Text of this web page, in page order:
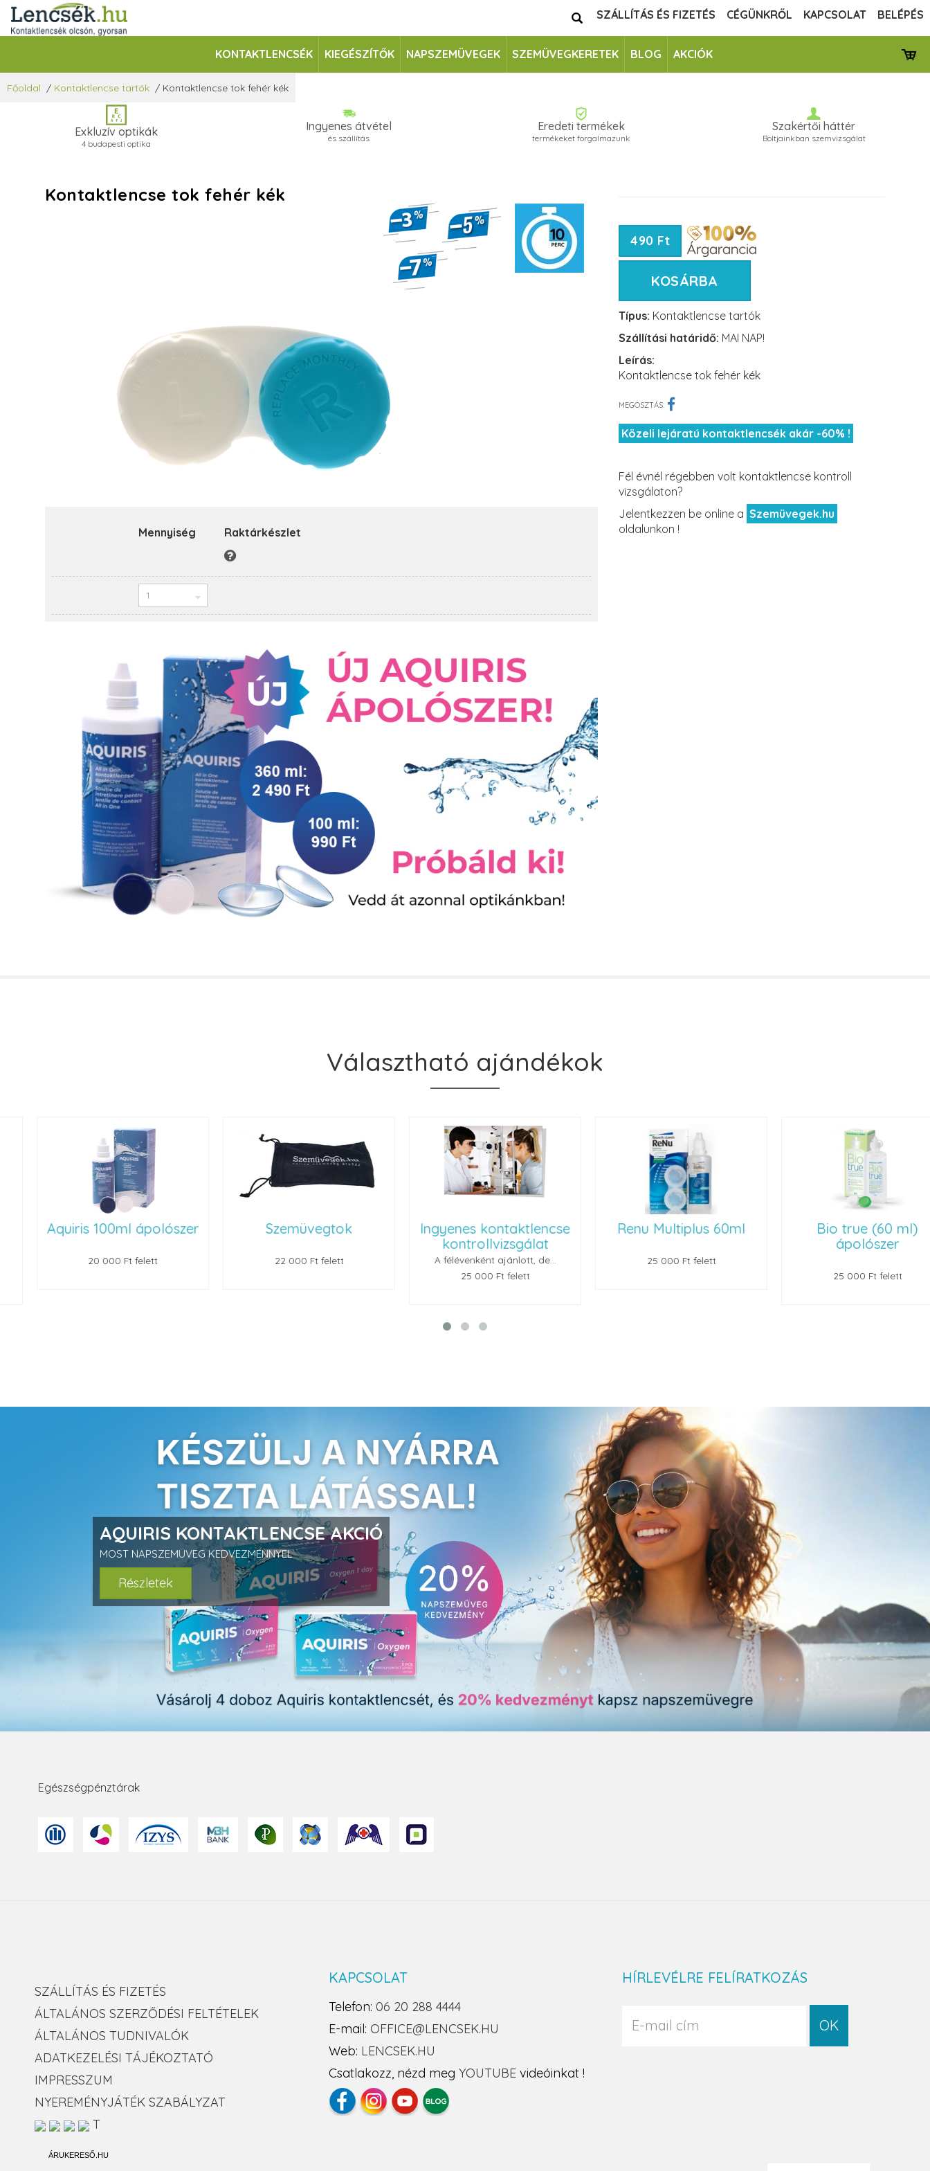
SZÁLLÍTÁS ÉS FIZETÉS CÉGÜNKRŐL KAPCSOLAT BELÉPÉS
KONTAKTLENCSÉK KIEGÉSZÍTŐK NAPSZEMÜVEGEK SZEMÜVEGKERETEK BLOG AKCIÓK
Főoldal / Kontaktlencse tartók / Kontaktlencse tok fehér kék
Exkluzív optikák
4 budapesti optika
Ingyenes átvétel
és szállítás
Eredeti termékek
termékeket forgalmazunk
Szakértői háttér
Boltjainkban szemvizsgálat
Kontaktlencse tok fehér kék
Mennyiség Raktárkészlet
490 Ft
KOSÁRBA
Típus: Kontaktlencse tartók
Szállítási határidő: MAI NAP!
Leírás:
Kontaktlencse tok fehér kék
MEGOSZTÁS:
Közeli lejáratú kontaktlencsék akár -60% !
Fél évnél régebben volt kontaktlencse kontroll
vizsgálaton?
Jelentkezzen be online a Szemüvegek.hu
oldalunkon !
Választható ajándékok
Aquiris 100ml ápolószer
20 000 Ft felett
Szemüvegtok
22 000 Ft felett
Ingyenes kontaktlencse
kontrollvizsgálat
A félévenként ajánlott, de...
25 000 Ft felett
Renu Multiplus 60ml
25 000 Ft felett
Bio true (60 ml)
ápolószer
25 000 Ft felett
AQUIRIS KONTAKTLENCSE AKCIÓ
MOST NAPSZEMÜVEG KEDVEZMÉNNYEL
Részletek
Egészségpénztárak
SZÁLLÍTÁS ÉS FIZETÉS
ÁLTALÁNOS SZERZŐDÉSI FELTÉTELEK
ÁLTALÁNOS TUDNIVALÓK
ADATKEZELÉSI TÁJÉKOZTATÓ
IMPRESSZUM
NYEREMÉNYJÁTÉK SZABÁLYZAT
T
ÁRUKERESŐ.HU
KAPCSOLAT
Telefon: 06 20 288 4444
E-mail: OFFICE@LENCSEK.HU
Web: LENCSEK.HU
Csatlakozz, nézd meg YOUTUBEvideóinkat !
HÍRLEVÉLRE FELÍRATKOZÁS
OK